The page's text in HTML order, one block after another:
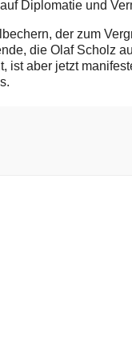
Diplomatie und
der zum
die Olaf Scholz
ist aber jetzt